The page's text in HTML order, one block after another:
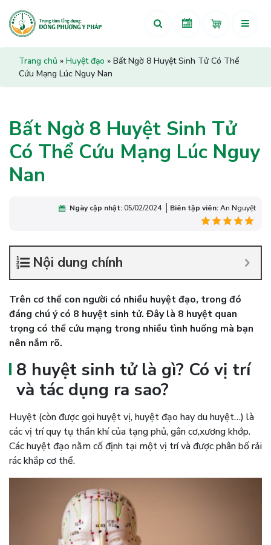
Trang chủ » Huyệt đạo » Bất Ngờ 8 Huyệt Sinh Tử Có Thể
Cứu Mạng Lúc Nguy Nan
Bất Ngờ 8 Huyệt Sinh Tử
Có Thể Cứu Mạng Lúc Nguy
Nan
Ngày cập nhật:05/02/2024 Biên tập viên:An Nguyệt
Nội dung chính
Trên cơ thể con người có nhiều huyệt đạo, trong đó
đáng chú ý có 8 huyệt sinh tử. Đây là 8 huyệt quan
trọng có thể cứu mạng trong nhiều tình huống mà bạn
nên nắm rõ.
8 huyệt sinh tử là gì? Có vị trí
và tác dụng ra sao?
Huyệt (còn được gọi huyệt vị, huyệt đạo hay du huyệt…) là
các vị trí quy tụ thần khí của tạng phủ, gân cơ,xương khớp.
Các huyệt đạo nằm cố định tại một vị trí và được phân bố rải
rác khắp cơ thể.